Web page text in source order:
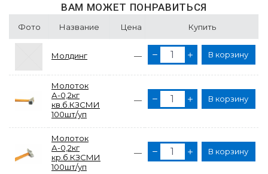
ВАМ МОЖЕТ ПОНРАВИТЬСЯ
Фото Название Цена Купить
Молдинг — В корзину
Молоток
А-0,2кг
кв.б.КЗСМИ
100шт/уп
— В корзину
Молоток
А-0,2кг
кр.б.КЗСМИ
100шт/уп
— В корзину